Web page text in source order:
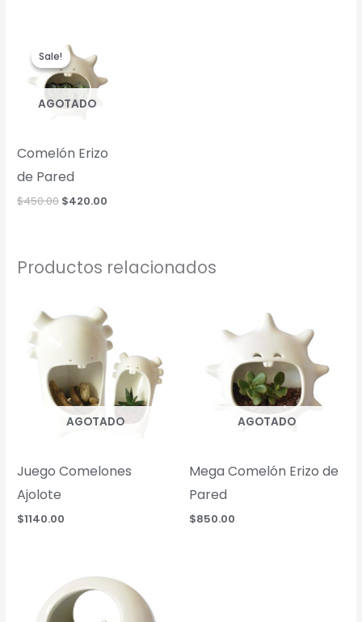
Sale!
AGOTADO
Sale!
Comelón Erizo
de Pared
$450.00 Original
$420.00
Productos relacionados
AGOTADO
Juego Comelones
Ajolote
$1140.00
AGOTADO
Mega Comelón Erizo de
Pared
$850.00